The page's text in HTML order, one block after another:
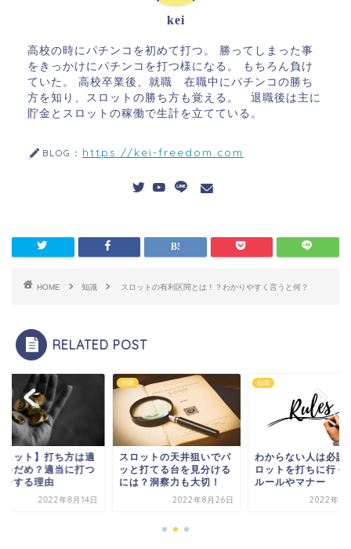
kei
高校の時にパチンコを初めて打つ。 勝ってしまった事
をきっかけにパチンコを打つ様になる。 もちろん負け
ていた。 高校卒業後、就職 在職中にパチンコの勝ち
方を知り、スロットの勝ち方も覚える。 退職後は主に
貯金とスロットの稼働で生計を立てている。
BLOG： https://kei-freedom.com
HOME 知識 スロットの有利区間とは！？わかりやすく言うと何？
RELATED POST
ロット】打ち方は適
ゃだめ？適当に打つ
をする理由
2022年8月14日
知識
スロットの天井狙いでパ
ッと打てる台を見分ける
には？洞察力も大切！
2022年8月26日
知識
わからない人は必読
ロットを打ちに行く
ルールやマナー
2022年8